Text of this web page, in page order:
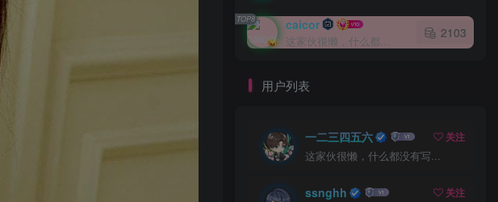
TOP8 caicor
这家伙很懒，什么都没有写...
2103
用户列表
一二三四五六
关注
这家伙很懒，什么都没有写...
ssnghh
关注